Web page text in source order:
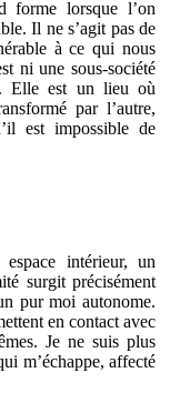
forme lorsque l’on
Il ne s’agit pas de
à ce qui nous
ni une sous-société
Elle est un lieu où
par l’autre,
est impossible de
intérieur, un
surgit précisément
pur moi autonome.
en contact avec
Je ne suis plus
m’échappe, affecté